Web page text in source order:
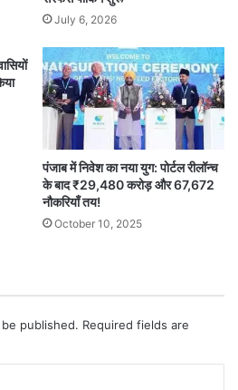
July 6, 2026
पंजाब में निवेश का नया युग: पोर्टल रीलॉन्च
के बाद ₹29,480 करोड़ और 67,672
नौकरियाँ तय!
October 10, 2025
published. Required fields are